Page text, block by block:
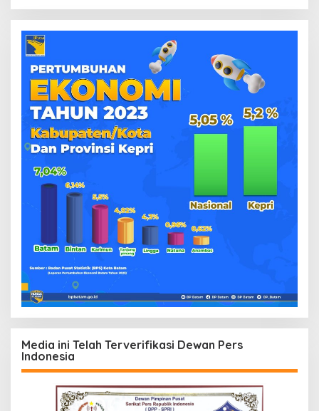
Media ini Telah Terverifikasi Dewan Pers
Indonesia